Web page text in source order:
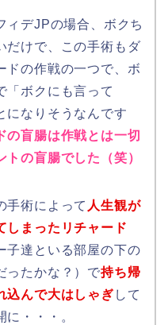
ィデJPの場合、ボクち
だけで、この手術もダ
ドの作戦の一つで、ボ
「ボクにも言って
になりそうなんです
の盲腸は作戦とは一切
トの盲腸でした（笑）
手術によって 人生観が
しまったリチャード
子達といる部屋の下の
ったかな？）で持ち帰
込んで大はしゃぎ して
に・・・。